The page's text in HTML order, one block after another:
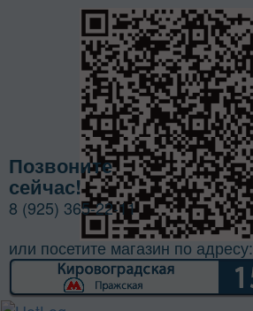
Позвоните
сейчас!
8 (925) 365-22-11
или посетите магазин по адресу: